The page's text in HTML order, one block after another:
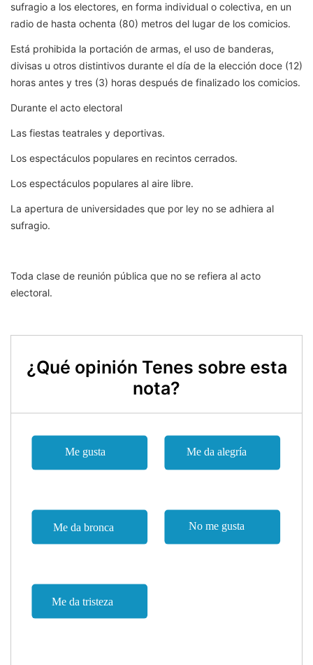
sufragio a los electores, en forma individual o colectiva, en un
radio de hasta ochenta (80) metros del lugar de los comicios.
Está prohibida la portación de armas, el uso de banderas,
divisas u otros distintivos durante el día de la elección doce (12)
horas antes y tres (3) horas después de finalizado los comicios.
Durante el acto electoral
Las fiestas teatrales y deportivas.
Los espectáculos populares en recintos cerrados.
Los espectáculos populares al aire libre.
La apertura de universidades que por ley no se adhiera al
sufragio.
Toda clase de reunión pública que no se refiera al acto
electoral.
¿Qué opinión Tenes sobre esta
nota?